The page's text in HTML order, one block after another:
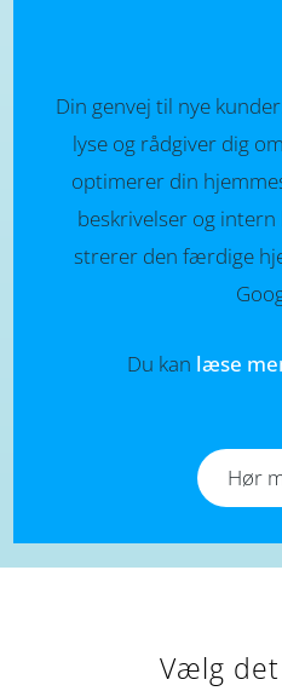
Din genvej til nye
lyse og råd­giver dig
opti­­merer din
beskrivel­ser og
strerer den færdige
Du kan læse
Hør
Vælg